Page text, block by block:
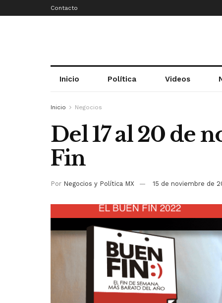
Contacto
Inicio Política Videos
Inicio Negocios
Del 17 al 20 de
Fin
Por Negocios y Política MX 15 de noviembre de